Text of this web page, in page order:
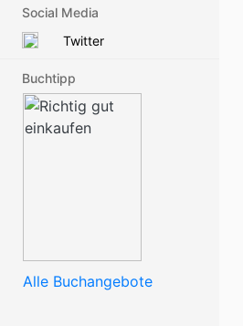
Social Media
Twitter
Buchtipp
Alle Buchangebote